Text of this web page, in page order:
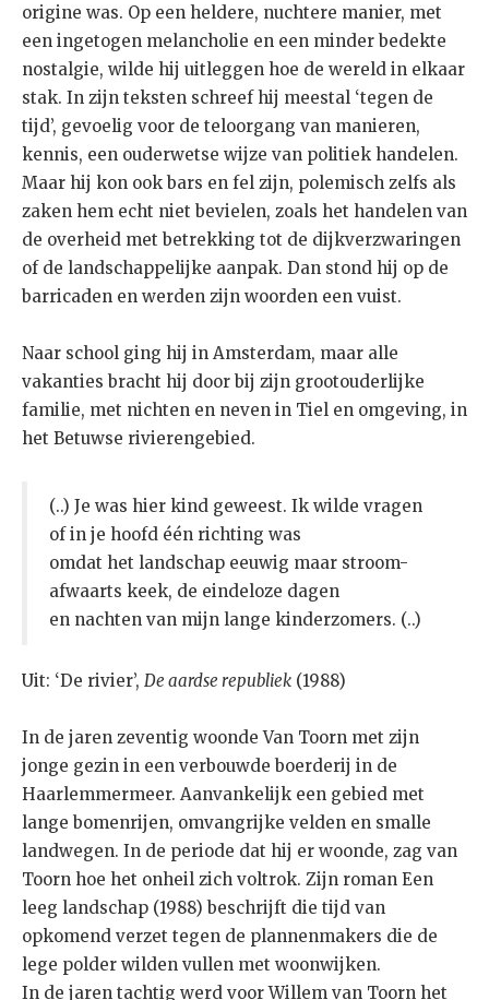
origine was. Op een heldere, nuchtere manier, met
een ingetogen melancholie en een minder bedekte
nostalgie, wilde hij uitleggen hoe de wereld in elkaar
stak. In zijn teksten schreef hij meestal ‘tegen de
tijd’, gevoelig voor de teloorgang van manieren,
kennis, een ouderwetse wijze van politiek handelen.
Maar hij kon ook bars en fel zijn, polemisch zelfs als
zaken hem echt niet bevielen, zoals het handelen van
de overheid met betrekking tot de dijkverzwaringen
of de landschappelijke aanpak. Dan stond hij op de
barricaden en werden zijn woorden een vuist.
Naar school ging hij in Amsterdam, maar alle
vakanties bracht hij door bij zijn grootouderlijke
familie, met nichten en neven in Tiel en omgeving, in
het Betuwse rivierengebied.
(..) Je was hier kind geweest. Ik wilde vragen
of in je hoofd één richting was
omdat het landschap eeuwig maar stroom-
afwaarts keek, de eindeloze dagen
en nachten van mijn lange kinderzomers. (..)
Uit: ‘De rivier’, De aardse republiek (1988)
In de jaren zeventig woonde Van Toorn met zijn
jonge gezin in een verbouwde boerderij in de
Haarlemmermeer. Aanvankelijk een gebied met
lange bomenrijen, omvangrijke velden en smalle
landwegen. In de periode dat hij er woonde, zag van
Toorn hoe het onheil zich voltrok. Zijn roman Een
leeg landschap (1988) beschrijft die tijd van
opkomend verzet tegen de plannenmakers die de
lege polder wilden vullen met woonwijken.
In de jaren tachtig werd voor Willem van Toorn het